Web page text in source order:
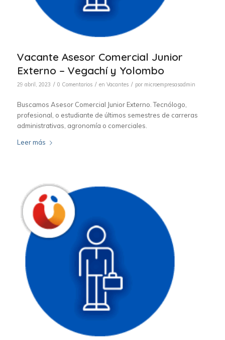
Vacante Asesor Comercial Junior
Externo – Vegachí y Yolombo
29 abril, 2023 / 0 Comentarios / en Vacantes / por microempresasadmin
Buscamos Asesor Comercial Junior Externo. Tecnólogo,
profesional, o estudiante de últimos semestres de carreras
administrativas, agronomía o comerciales.
Leer más